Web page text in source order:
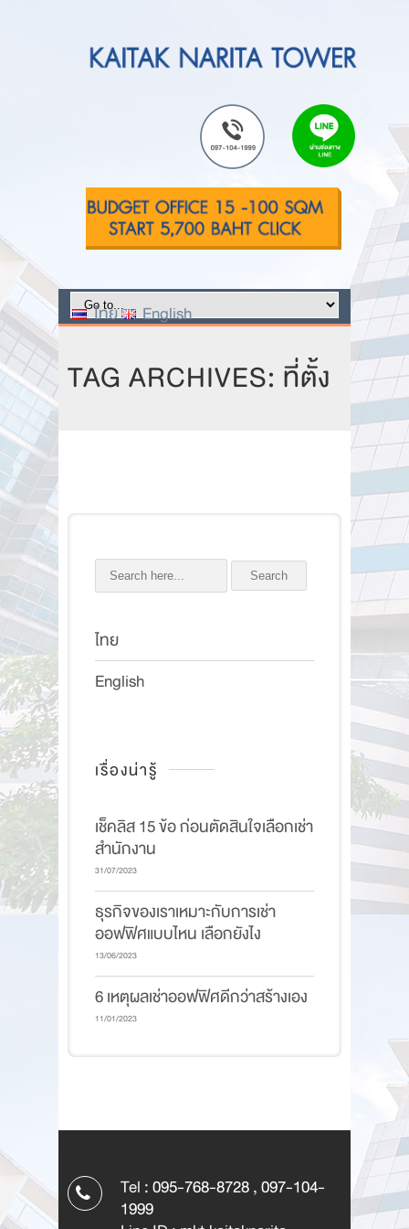
ไทย English
TAG ARCHIVES: ที่ตั้ง
Search
ไทย
English
เรื่องน่ารู้
เช็คลิส 15 ข้อ ก่อนตัดสินใจเลือกเช่า
สำนักงาน
31/07/2023
ธุรกิจของเราเหมาะกับการเช่า
ออฟฟิศแบบไหน เลือกยังไง
13/06/2023
6 เหตุผลเช่าออฟฟิศดีกว่าสร้างเอง
11/01/2023
Tel :095-768-8728,097-104-
1999